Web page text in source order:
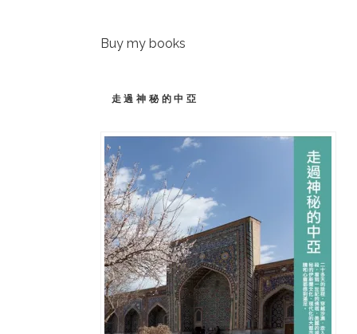
Buy my books
走過神秘的中亞